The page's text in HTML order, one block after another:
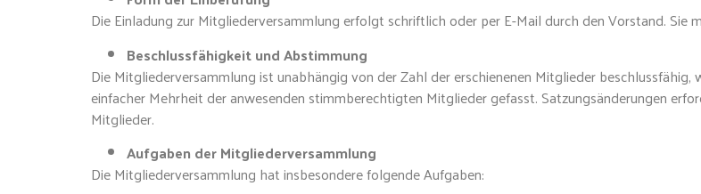
Die Einladung zur Mitgliederversammlung erfolgt schriftlich oder per E-Mail durch den Vorstand.
Beschlussfähigkeit und Abstimmung
Die Mitgliederversammlung ist unabhängig von der Zahl der erschienenen Mitglieder
einfacher Mehrheit der anwesenden stimmberechtigten Mitglieder gefasst. Satzungsänderungen
Mitglieder.
Aufgaben der Mitgliederversammlung
Die Mitgliederversammlung hat insbesondere folgende Aufgaben: